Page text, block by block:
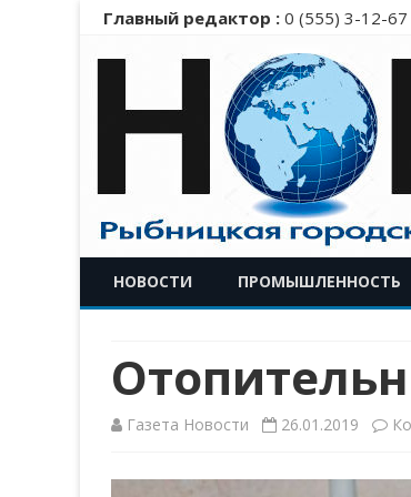
Главный редактор : 0 (555) 3-
НОВОСТИ ПРОМЫШЛЕННОСТЬ
Газета Новости 26.01.2019